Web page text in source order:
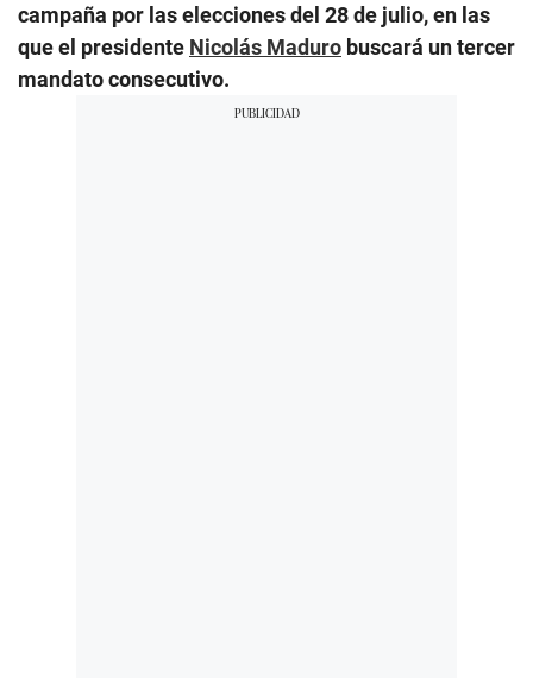
campaña por las elecciones del 28 de julio, en las
que el presidente Nicolás Maduro buscará un tercer
mandato consecutivo.